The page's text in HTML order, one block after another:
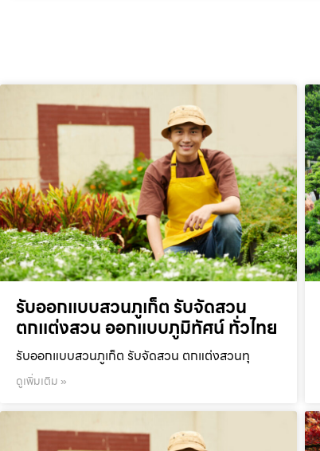
รับออกแบบสวนภูเก็ต รับจัดสวน
ตกแต่งสวน ออกแบบภูมิทัศน์ ทั่วไทย
รับออกแบบสวนภูเก็ต รับจัดสวน ตกแต่งสวนทุ
ดูเพิ่มเติม »